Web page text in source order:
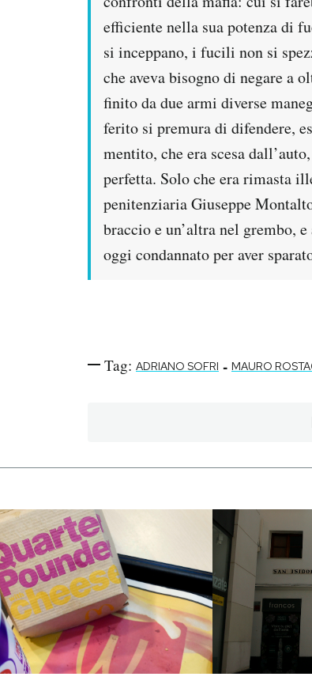
efficiente nella sua potenza di
si inceppano, i fucili non si
che aveva bisogno di negare a
finito da due armi diverse
ferito si premura di difendere,
mentito, che era scesa
perfetta. Solo che era rimasta
penitenziaria Giuseppe
braccio e un’altra nel grembo,
oggi condannato per aver
Tag: ADRIANO SOFRI - MAURO